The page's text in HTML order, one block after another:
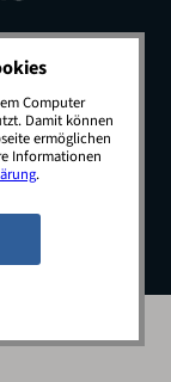
Kontakt
Computer
Damit können
ermöglichen
Informationen
.